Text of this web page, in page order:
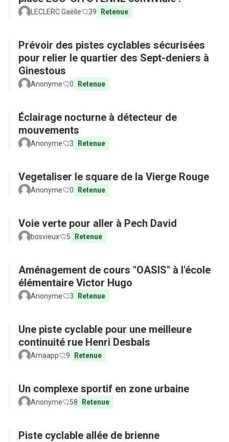
LECLERC Gaëlle 39 Retenue
Prévoir des pistes cyclables sécurisées
pour relier le quartier des Sept-deniers à
Ginestous
Anonyme 0 Retenue
Éclairage nocturne à détecteur de
mouvements
Anonyme 3 Retenue
Vegetaliser le square de la Vierge Rouge
Anonyme 0 Retenue
Voie verte pour aller à Pech David
bosvieux 5 Retenue
Aménagement de cours "OASIS" à l'école
élémentaire Victor Hugo
Anonyme 3 Retenue
Une piste cyclable pour une meilleure
continuité rue Henri Desbals
Amaapp 9 Retenue
Un complexe sportif en zone urbaine
Anonyme 58 Retenue
Piste cyclable allée de brienne